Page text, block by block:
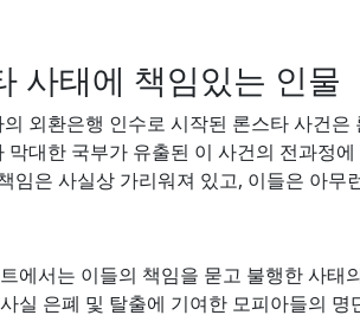
사태에 책임있는 인물
외환은행 인수로 시작된 론스타 사건
막대한 국부가 유출된 이 사건의 전과정
임은 사실상 가리워져 있고, 이들은 아무
에서는 이들의 책임을 묻고 불행한 사태
실 은폐 및 탈출에 기여한 모피아들의 명